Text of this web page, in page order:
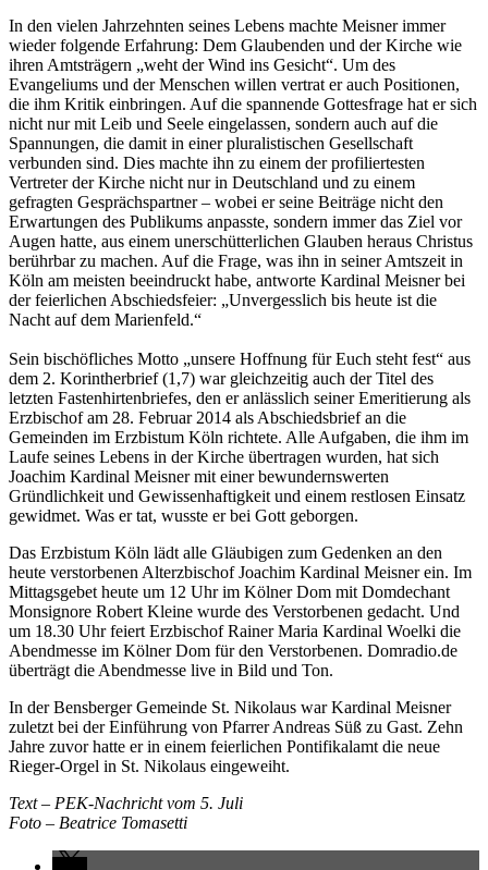
In den vielen Jahrzehnten seines Lebens machte Meisner immer
wieder folgende Erfahrung: Dem Glaubenden und der Kirche wie
ihren Amtsträgern „weht der Wind ins Gesicht“. Um des
Evangeliums und der Menschen willen vertrat er auch Positionen,
die ihm Kritik einbringen. Auf die spannende Gottesfrage hat er sich
nicht nur mit Leib und Seele eingelassen, sondern auch auf die
Spannungen, die damit in einer pluralistischen Gesellschaft
verbunden sind. Dies machte ihn zu einem der profiliertesten
Vertreter der Kirche nicht nur in Deutschland und zu einem
gefragten Gesprächspartner – wobei er seine Beiträge nicht den
Erwartungen des Publikums anpasste, sondern immer das Ziel vor
Augen hatte, aus einem unerschütterlichen Glauben heraus Christus
berührbar zu machen. Auf die Frage, was ihn in seiner Amtszeit in
Köln am meisten beeindruckt habe, antworte Kardinal Meisner bei
der feierlichen Abschiedsfeier: „Unvergesslich bis heute ist die
Nacht auf dem Marienfeld.“
Sein bischöfliches Motto „unsere Hoffnung für Euch steht fest“ aus
dem 2. Korintherbrief (1,7) war gleichzeitig auch der Titel des
letzten Fastenhirtenbriefes, den er anlässlich seiner Emeritierung als
Erzbischof am 28. Februar 2014 als Abschiedsbrief an die
Gemeinden im Erzbistum Köln richtete. Alle Aufgaben, die ihm im
Laufe seines Lebens in der Kirche übertragen wurden, hat sich
Joachim Kardinal Meisner mit einer bewundernswerten
Gründlichkeit und Gewissenhaftigkeit und einem restlosen Einsatz
gewidmet. Was er tat, wusste er bei Gott geborgen.
Das Erzbistum Köln lädt alle Gläubigen zum Gedenken an den
heute verstorbenen Alterzbischof Joachim Kardinal Meisner ein. Im
Mittagsgebet heute um 12 Uhr im Kölner Dom mit Domdechant
Monsignore Robert Kleine wurde des Verstorbenen gedacht. Und
um 18.30 Uhr feiert Erzbischof Rainer Maria Kardinal Woelki die
Abendmesse im Kölner Dom für den Verstorbenen. Domradio.de
überträgt die Abendmesse live in Bild und Ton.
In der Bensberger Gemeinde St. Nikolaus war Kardinal Meisner
zuletzt bei der Einführung von Pfarrer Andreas Süß zu Gast. Zehn
Jahre zuvor hatte er in einem feierlichen Pontifikalamt die neue
Rieger-Orgel in St. Nikolaus eingeweiht.
Text – PEK-Nachricht vom 5. Juli
Foto – Beatrice Tomasetti